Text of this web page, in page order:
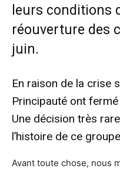
leurs conditions
réouverture des
juin.
En raison de la crise
Principauté ont
Une décision très
l’histoire de ce
Avant toute chose, nous